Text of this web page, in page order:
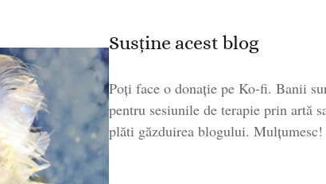
Susține acest blog
Poți face o donație pe Ko-fi. Banii
pentru sesiunile de terapie prin artă
plăti găzduirea blogului. Mulțumesc!